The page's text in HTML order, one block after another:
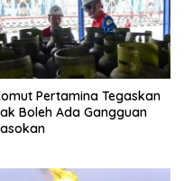
Pertamina Tegaskan
Boleh Ada Gangguan